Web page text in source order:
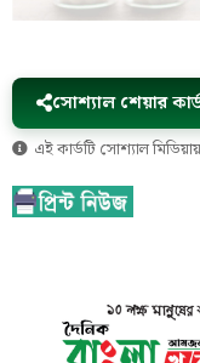
সোশ্যাল শেয়ার
এই কার্ডটি সোশ্যাল